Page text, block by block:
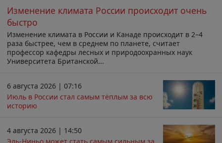
Изменение климата России происходит очень
быстро
Изменение климата в России и Канаде происходит в 2–4
раза быстрее, чем в среднем по планете, считает
профессор кафедры лесных и природоохранных наук
Университета Британской...
6 августа 2026 | 07:16
Июль в России стал самым тёплым за всю
историю
4 августа 2026 | 14:50